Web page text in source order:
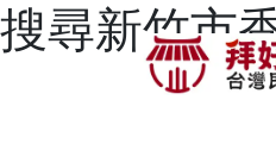
搜尋新竹市